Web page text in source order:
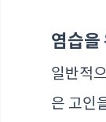
염습을
일반적
은 고인